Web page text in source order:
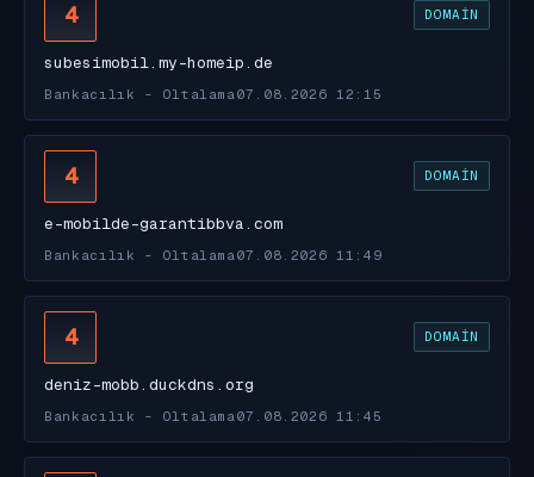
4 DOMAIN
subesimobil.my-homeip.de
Bankacılık - Oltalama 07.08.2026 12:15
4 DOMAIN
e-mobilde-garantibbva.com
Bankacılık - Oltalama 07.08.2026 11:49
4 DOMAIN
deniz-mobb.duckdns.org
Bankacılık - Oltalama 07.08.2026 11:45